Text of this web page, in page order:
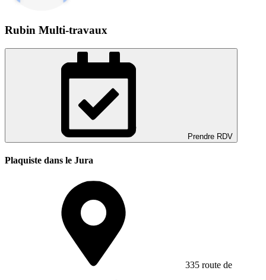
Rubin Multi-travaux
Prendre RDV
Plaquiste dans le Jura
335 route de